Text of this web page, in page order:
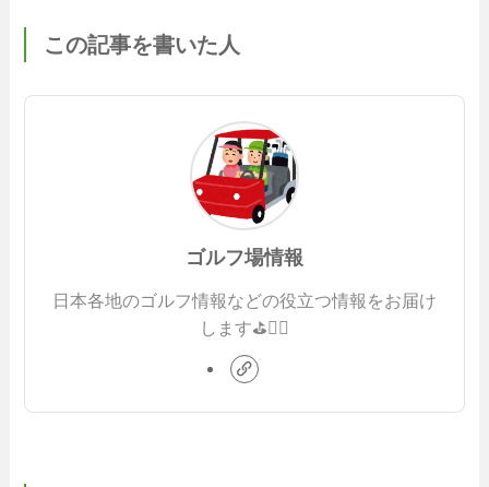
この記事を書いた人
ゴルフ場情報
日本各地のゴルフ情報などの役立つ情報をお届け
します⛳️🏌️‍♂️